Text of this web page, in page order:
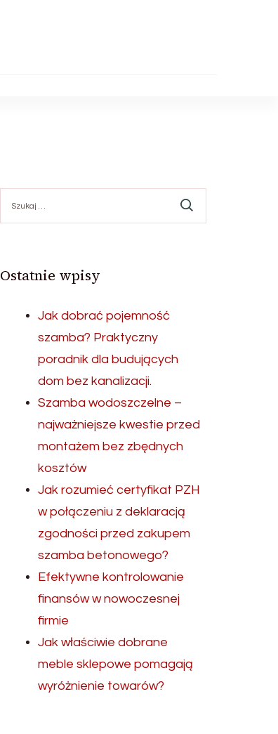
Ostatnie wpisy
Jak dobrać pojemność
szamba? Praktyczny
poradnik dla budujących
dom bez kanalizacji.
Szamba wodoszczelne –
najważniejsze kwestie przed
montażem bez zbędnych
kosztów
Jak rozumieć certyfikat PZH
w połączeniu z deklaracją
zgodności przed zakupem
szamba betonowego?
Efektywne kontrolowanie
finansów w nowoczesnej
firmie
Jak właściwie dobrane
meble sklepowe pomagają
wyróżnienie towarów?